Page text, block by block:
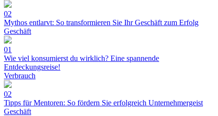
02
Mythos entlarvt: So transformieren Sie Ihr Geschäft zum Erfolg
Geschäft
01
Wie viel konsumierst du wirklich? Eine spannende
Entdeckungsreise!
Verbrauch
02
Tipps für Mentoren: So fördern Sie erfolgreich Unternehmergeist
Geschäft